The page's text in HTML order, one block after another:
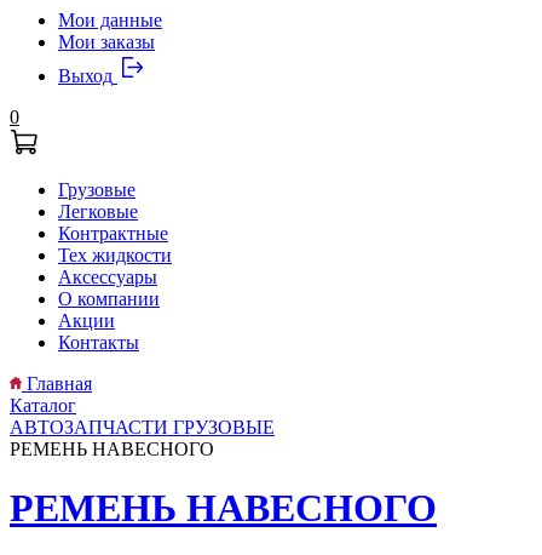
Мои данные
Мои заказы
Выход
0
Грузовые
Легковые
Контрактные
Тех жидкости
Аксессуары
О компании
Акции
Контакты
Главная
Каталог
АВТОЗАПЧАСТИ ГРУЗОВЫЕ
РЕМЕНЬ НАВЕСНОГО
РЕМЕНЬ НАВЕСНОГО